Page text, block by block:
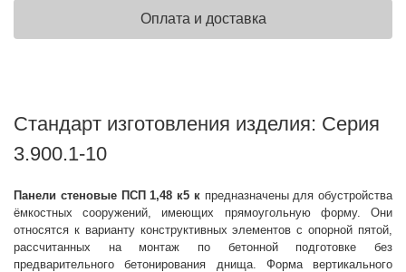
Оплата и доставка
Стандарт изготовления изделия: Серия
3.900.1-10
Панели стеновые ПСП 1,48 к5 кпредназначены для обустройства
ёмкостных сооружений, имеющих прямоугольную форму. Они
относятся к варианту конструктивных элементов с опорной пятой,
рассчитанных на монтаж по бетонной подготовке без
предварительного бетонирования днища. Форма вертикального